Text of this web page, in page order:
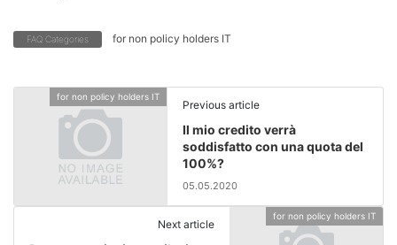
FAQ Categories for non policy holders IT
for non policy holders IT
Previous article
Il mio credito verrà
soddisfatto con una quota del
100%?
05.05.2020
for non policy holders IT
Next article